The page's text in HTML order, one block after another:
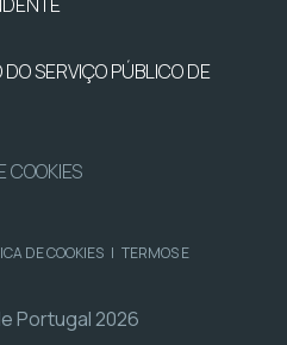
SERVIÇO PÚBLICO DE
COOKIES
DE COOKIES | TERMOS E
Portugal 2026